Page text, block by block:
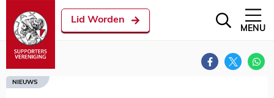
Lid Worden
MENU
NIEUWS